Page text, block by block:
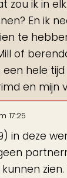
ik in
En ik
te
of
hele
en mijn
17:25
in deze